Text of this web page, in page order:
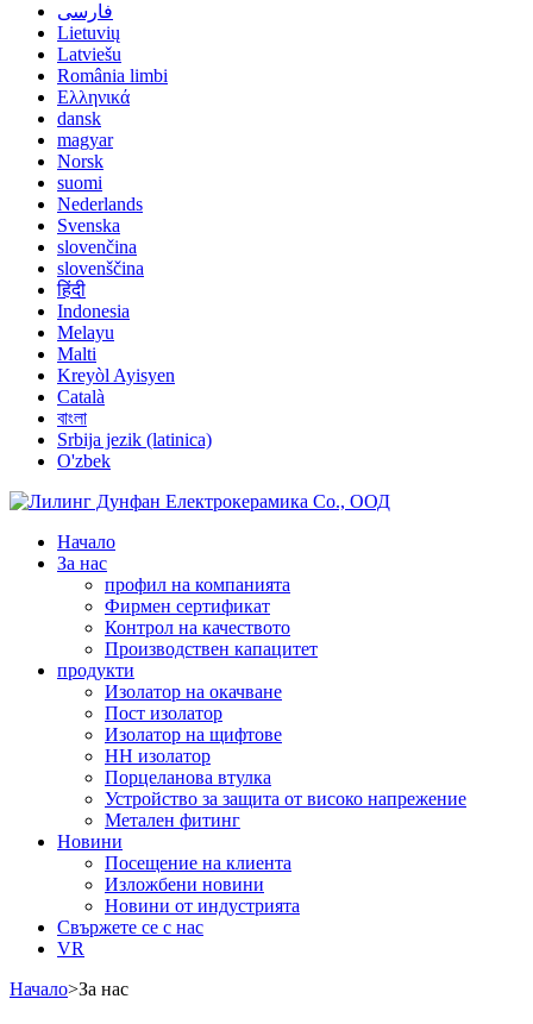
فارسی
Lietuvių
Latviešu
România limbi
Ελληνικά
dansk
magyar
Norsk
suomi
Nederlands
Svenska
slovenčina
slovenščina
हिंदी
Indonesia
Melayu
Malti
Kreyòl Ayisyen
Català
বাংলা
Srbija jezik (latinica)
O'zbek
Начало
За нас
профил на компанията
Фирмен сертификат
Контрол на качеството
Производствен капацитет
продукти
Изолатор на окачване
Пост изолатор
Изолатор на щифтове
НН изолатор
Порцеланова втулка
Устройство за защита от високо напрежение
Метален фитинг
Новини
Посещение на клиента
Изложбени новини
Новини от индустрията
Свържете се с нас
VR
Начало>За нас